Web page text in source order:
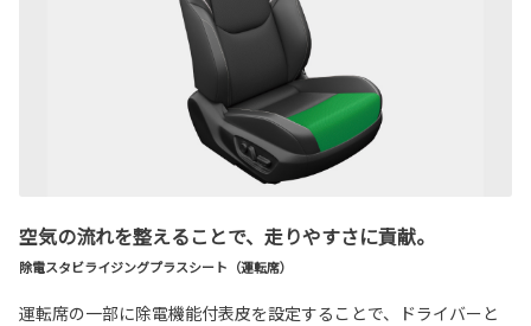
空気の流れを整えることで、走りやすさに貢献。
除電スタビライジングプラスシート（運転席）
運転席の一部に除電機能付表皮を設定することで、ドライバーと